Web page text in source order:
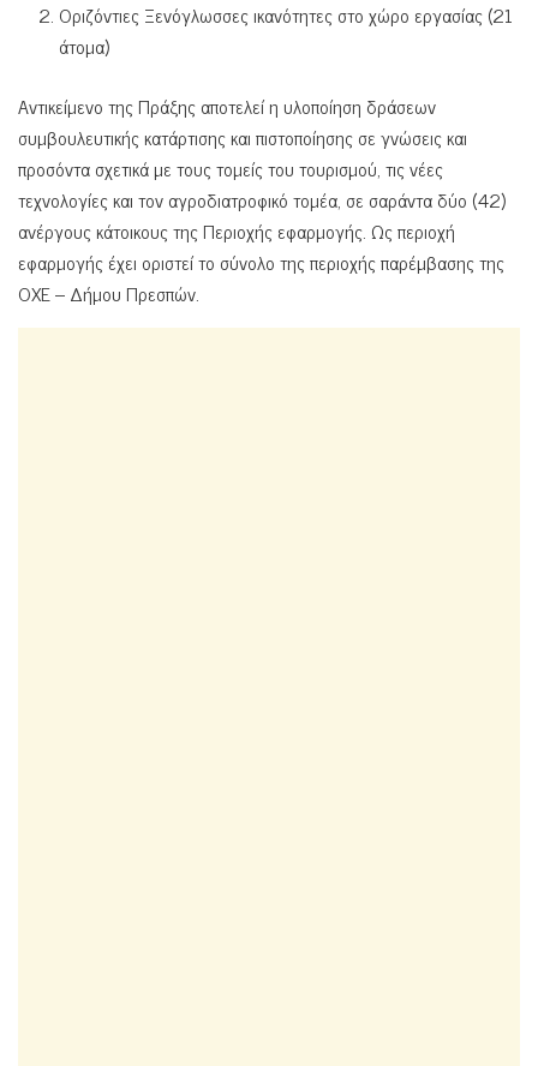
Οριζόντιες Ξενόγλωσσες ικανότητες στο χώρο εργασίας (21
άτομα)
Αντικείμενο της Πράξης αποτελεί η υλοποίηση δράσεων
συμβουλευτικής κατάρτισης και πιστοποίησης σε γνώσεις και
προσόντα σχετικά με τους τομείς του τουρισμού, τις νέες
τεχνολογίες και τον αγροδιατροφικό τομέα, σε σαράντα δύο (42)
ανέργους κάτοικους της Περιοχής εφαρμογής. Ως περιοχή
εφαρμογής έχει οριστεί το σύνολο της περιοχής παρέμβασης της
ΟΧΕ – Δήμου Πρεσπών.